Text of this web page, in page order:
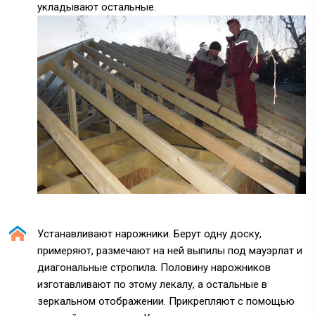
укладывают остальные.
Устанавливают нарожники. Берут одну доску,
примеряют, размечают на ней выпилы под мауэрлат и
диагональные стропила. Половину нарожников
изготавливают по этому лекалу, а остальные в
зеркальном отображении. Прикрепляют с помощью